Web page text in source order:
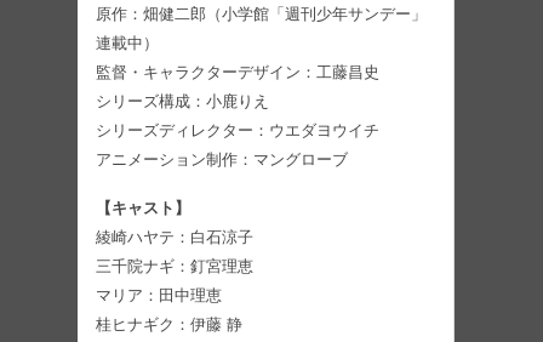
原作：畑健二郎（小学館「週刊少年サンデー」
連載中）
監督・キャラクターデザイン：工藤昌史
シリーズ構成：小鹿りえ
シリーズディレクター：ウエダヨウイチ
アニメーション制作：マングローブ
【キャスト】
綾崎ハヤテ：白石涼子
三千院ナギ：釘宮理恵
マリア：田中理恵
桂ヒナギク：伊藤 静